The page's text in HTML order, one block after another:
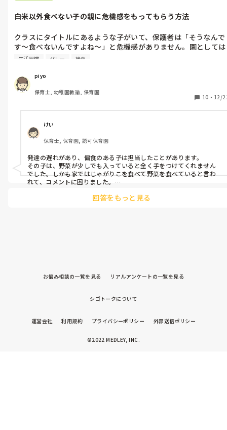
白米以外食べない子の親に危機感をもってもらう方法
クラスにタイトルにあるような子がいて、保護者は「そうなんで
す〜食べないんですよね〜」と危機感がありません。園としては
毎日食べたものや家での様子を伺っていくそうなのですか、保護
りで全体的な発達の遅れが見受けられます。いいアプローチの仕
方等がありましたら教えていただけると有難いです。
生活習慣 グレー 給食
piyo
保育士, 幼稚園教諭, 保育園
10 ・ 12/
けい
保育士, 保育園, 認可保育園
発達の遅れがあり、偏食のある子は担当したことがあります。
その子は、野菜が少しでも入っていると全く手をつけてくれません
でした。しかも家ではじゃがりこを食べて野菜を食べていると言わ
れて、コメントに困りました。
が一番かと思いますが、色んなものの美味しさを知ってほしいと思
回答をもっと見る
お悩み相談の一覧を見る リアルアンケートの一覧を見る
シゴトークについて
運営会社 利用規約 プライバシーポリシー 外部送信ポリシー
©2022 MEDLEY, INC.